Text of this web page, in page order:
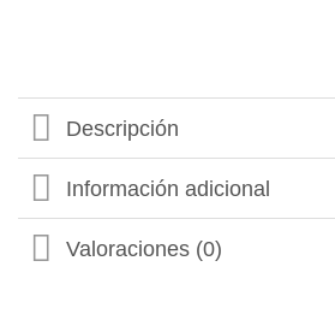
Descripción
Información adicional
Valoraciones (0)